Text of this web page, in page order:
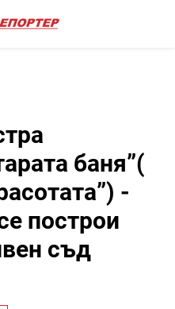
баня”(
-
построи
съд